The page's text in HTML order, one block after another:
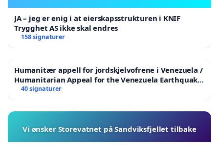
JA – jeg er enig i at eierskapsstrukturen i KNIF
Trygghet AS ikke skal endres
158 signaturer
Humanitær appell for jordskjelvofrene i Venezuela /
Humanitarian Appeal for the Venezuela Earthquake
Victims
40 signaturer
Vi ønsker Storevatnet på Sandviksfjellet tilbake